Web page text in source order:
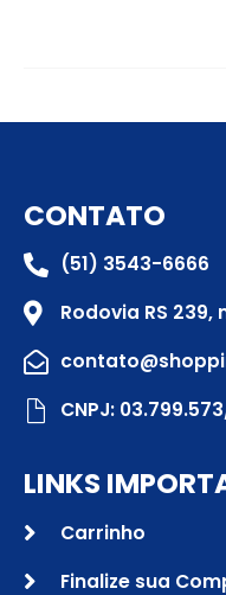
CONTATO
(51) 3543-6666
Rodovia RS 239,
CNPJ:
LINKS
Carrinho
Finalize sua